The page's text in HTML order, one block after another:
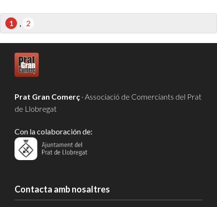
1 , 2
Prat Gran Comerç · Associació de Comerciants del Prat
de Llobregat
Con la colaboración de:
Contacta amb nosaltres